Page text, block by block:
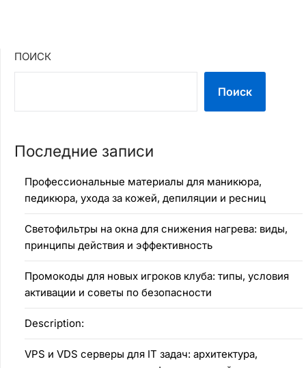
ПОИСК
Поиск
Последние записи
Профессиональные материалы для маникюра,
педикюра, ухода за кожей, депиляции и ресниц
Светофильтры на окна для снижения нагрева: виды,
принципы действия и эффективность
Промокоды для новых игроков клуба: типы, условия
активации и советы по безопасности
Description:
VPS и VDS серверы для IT задач: архитектура,